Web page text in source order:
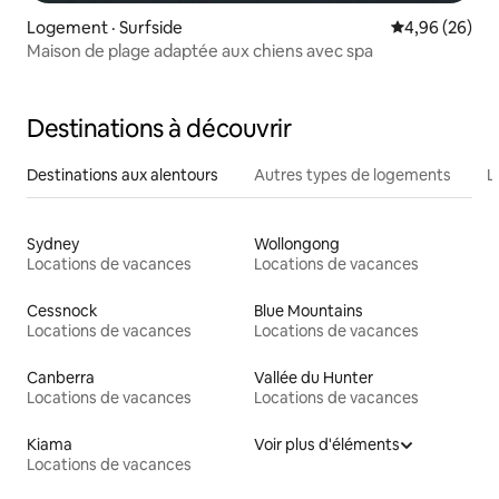
Logement · Surfside Note
4,96 (26)
Maison de plage adaptée aux chiens avec spa
Destinations à découvrir
Destinations aux alentours Autres types de logements
Sydney
Locations de vacances
Wollongong
Locations de vacances
Cessnock
Locations de vacances
Blue Mountains
Locations de vacances
Canberra
Locations de vacances
Vallée du Hunter
Locations de vacances
Kiama
Locations de vacances
Voir plus d'éléments